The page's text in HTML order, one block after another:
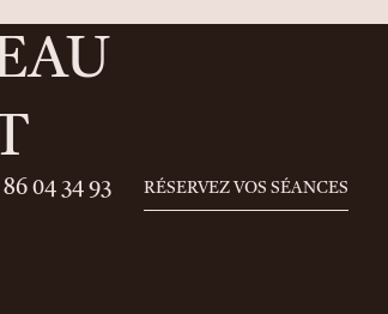
86 04 34 93 RÉSERVEZ VOS SÉANCES